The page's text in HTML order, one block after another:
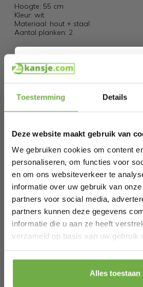
Toestemming Details
Deze website maakt gebruik van
We gebruiken cookies om content
personaliseren, om functies voor
en om ons websiteverkeer te
informatie over uw gebruik van
partners voor social media,
partners kunnen deze gegevens
informatie die u aan ze heeft
verzameld op basis van uw gebruik
Alles toestaan
Hoogte: 55 cm
Kleur: wit
Materiaal: hout + staal
Aantal planken: 2
Specificaties
EAN
Gerelateerde
SoBuy Bijzettafel - Hout -
€ 29,99
Schrijf je in en ontvang
Bij 2dekansje.com
kortingen tot wel
Laat ons weten wanneer
Pak € 5,-